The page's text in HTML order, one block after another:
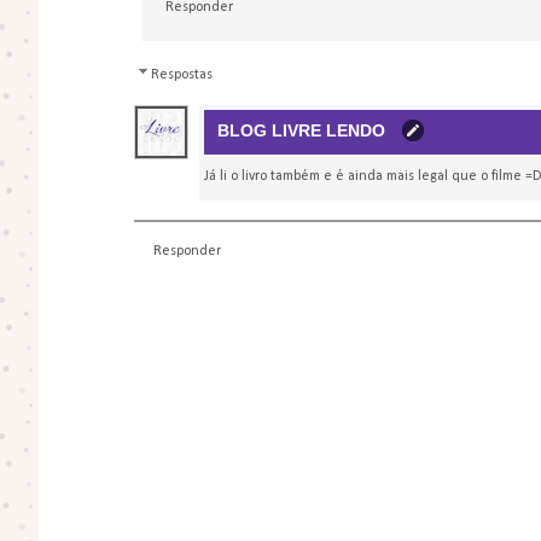
Responder
Respostas
BLOG LIVRE LENDO
Já li o livro também e é ainda mais legal que o filme =D
Responder